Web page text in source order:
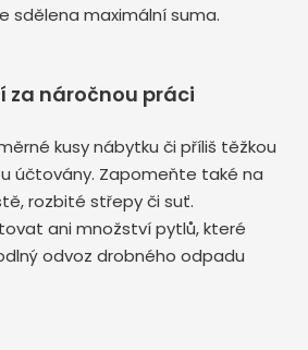
sdělena maximální suma.
za náročnou práci
kusy nábytku či příliš těžkou
účtovány. Zapomeňte také na
rozbité střepy či suť.
ani množství pytlů, které
odvoz drobného odpadu